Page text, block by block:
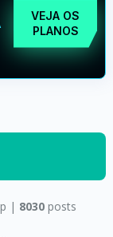
VEJA OS
PLANOS
| 8030 posts